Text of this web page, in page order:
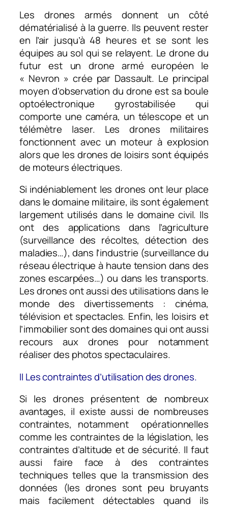
Les drones armés donnent un côté
dématérialisé à la guerre. Ils peuvent rester
en l’air jusqu’à 48 heures et se sont les
équipes au sol qui se relayent. Le drone du
futur est un drone armé européen le
« Nevron » crée par Dassault. Le principal
moyen d’observation du drone est sa boule
optoélectronique gyrostabilisée qui
comporte une caméra, un télescope et un
télémètre laser. Les drones militaires
fonctionnent avec un moteur à explosion
alors que les drones de loisirs sont équipés
de moteurs électriques.
Si indéniablement les drones ont leur place
dans le domaine militaire, ils sont également
largement utilisés dans le domaine civil. Ils
ont des applications dans l’agriculture
(surveillance des récoltes, détection des
maladies…), dans l’industrie (surveillance du
réseau électrique à haute tension dans des
zones escarpées…) ou dans les transports.
Les drones ont aussi des utilisations dans le
monde des divertissements : cinéma,
télévision et spectacles. Enfin, les loisirs et
l’immobilier sont des domaines qui ont aussi
recours aux drones pour notamment
réaliser des photos spectaculaires.
II Les contraintes d’utilisation des drones.
Si les drones présentent de nombreux
avantages, il existe aussi de nombreuses
contraintes, notamment opérationnelles
comme les contraintes de la législation, les
contraintes d’altitude et de sécurité. Il faut
aussi faire face à des contraintes
techniques telles que la transmission des
données (les drones sont peu bruyants
mais facilement détectables quand ils